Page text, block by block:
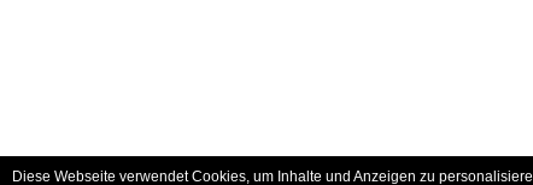
Diese Webseite verwendet Cookies, um Inhalte und Anzeigen zu